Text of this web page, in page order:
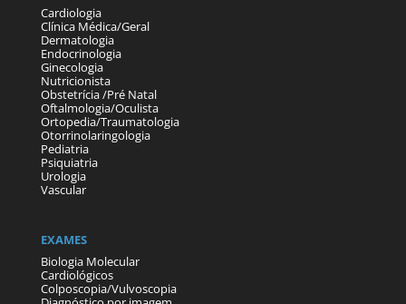
Cardiologia
Clínica Médica/Geral
Dermatologia
Endocrinologia
Ginecologia
Nutricionista
Obstetrícia /Pré Natal
Oftalmologia/Oculista
Ortopedia/Traumatologia
Otorrinolaringologia
Pediatria
Psiquiatria
Urologia
Vascular
EXAMES
Biologia Molecular
Cardiológicos
Colposcopia/Vulvoscopia